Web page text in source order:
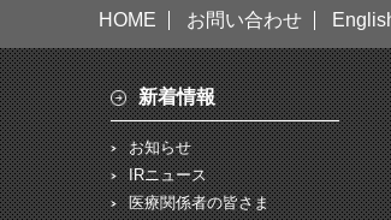
HOME お問い合わせ
新着情報
お知らせ
IRニュース
医療関係者の皆さま